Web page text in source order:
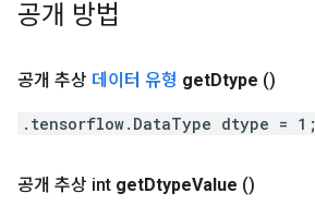
공개 방법
공개 추상 데이터 유형 getDtype ()
.tensorflow.DataType dtype = 1;
공개 추상 int getDtypeValue ()